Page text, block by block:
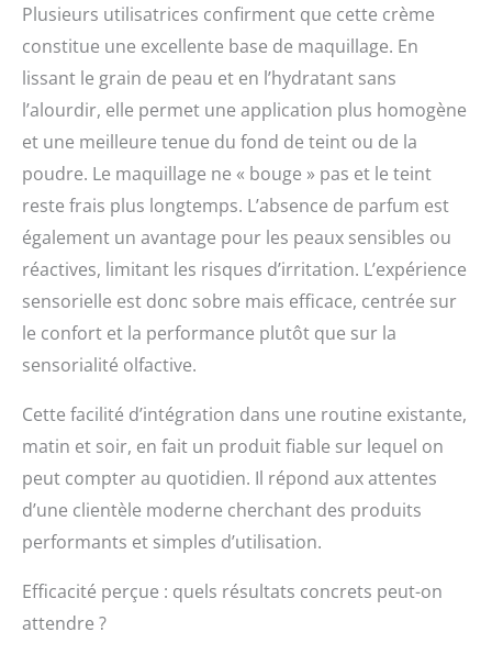
avec d'autres sérums et
maquillage. Ingrédients
propres : comme tous
les produits de beauté
Eva Naturals , cet
hydratant facial
est 100 % sans
paraben, sans sulfate,
sans gluten, sans
parfum et sans cruauté
envers les animaux.
Formulé en utilisant
uniquement des
ingrédients hydratants
notre priorité la plus
élevée est de fournir
des moyens sûrs, doux
et efficaces de nourrir
tous les types de peau,
hydratant visage
les femmes anti-âge.
Plusieurs utilisatrices confirment que cette crème
constitue une excellente base de maquillage. En
lissant le grain de peau et en l’hydratant sans
l’alourdir, elle permet une application plus homogène
et une meilleure tenue du fond de teint ou de la
poudre. Le maquillage ne « bouge » pas et le teint
reste frais plus longtemps. L’absence de parfum est
également un avantage pour les peaux sensibles ou
réactives, limitant les risques d’irritation. L’expérience
sensorielle est donc sobre mais efficace, centrée sur
le confort et la performance plutôt que sur la
sensorialité olfactive.
Cette facilité d’intégration dans une routine existante,
matin et soir, en fait un produit fiable sur lequel on
peut compter au quotidien. Il répond aux attentes
d’une clientèle moderne cherchant des produits
performants et simples d’utilisation.
Efficacité perçue : quels résultats concrets peut-on
attendre ?